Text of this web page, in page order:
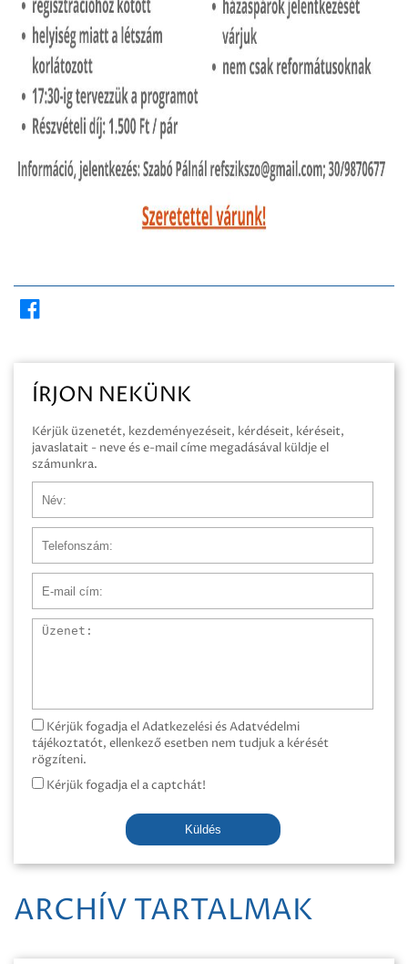
ÍRJON NEKÜNK
Kérjük üzenetét, kezdeményezéseit, kérdéseit, kéréseit,
javaslatait - neve és e-mail címe megadásával küldje el
számunkra.
Üzenet
Kérjük fogadja el Adatkezelési és Adatvédelmi
tájékoztatót, ellenkező esetben nem tudjuk a kérését
rögzíteni.
Kérjük fogadja el a captchát!
Küldés
ARCHÍV TARTALMAK